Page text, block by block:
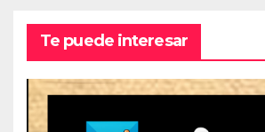
Te puede interesar